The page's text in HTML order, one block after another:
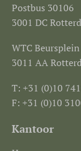
Postbus 30106
3001 DC
WTC
3011 AA
T: +31 (0)10
F: +31 (0)10
Kantoor